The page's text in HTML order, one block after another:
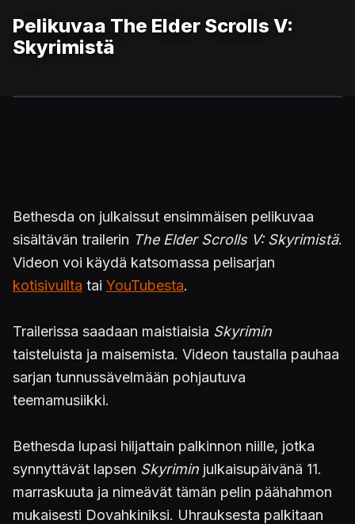
Pelikuvaa The Elder Scrolls V:
Skyrimistä
Bethesda on julkaissut ensimmäisen pelikuvaa
sisältävän trailerin The Elder Scrolls V: Skyrimistä.
Videon voi käydä katsomassa pelisarjan
kotisivuilta tai YouTubesta.
Trailerissa saadaan maistiaisia Skyrimin
taisteluista ja maisemista. Videon taustalla pauhaa
sarjan tunnussävelmään pohjautuva
teemamusiikki.
Bethesda lupasi hiljattain palkinnon niille, jotka
synnyttävät lapsen Skyrimin julkaisupäivänä 11.
marraskuuta ja nimeävät tämän pelin päähahmon
mukaisesti Dovahkiniksi. Uhrauksesta palkitaan